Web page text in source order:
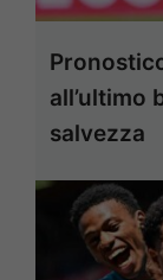
all’ultimo
salvezza